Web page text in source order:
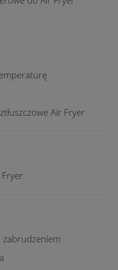
Air Fryer